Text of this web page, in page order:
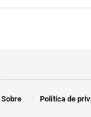
Sobre Política de